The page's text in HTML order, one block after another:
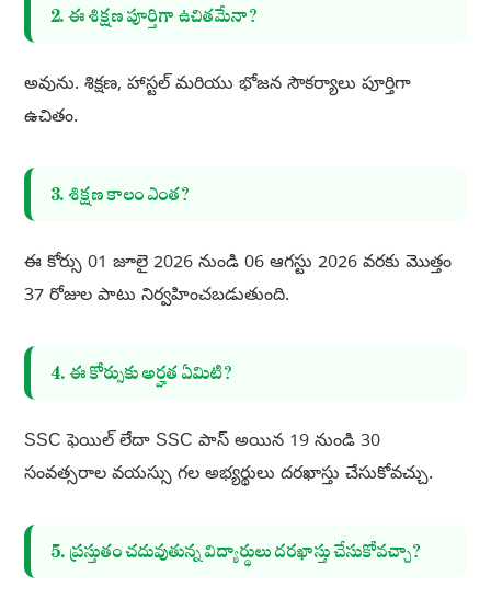
2. ఈ శిక్షణ పూర్తిగా ఉచితమేనా?
అవును. శిక్షణ, హాస్టల్ మరియు భోజన సౌకర్యాలు పూర్తిగా
ఉచితం.
3. శిక్షణ కాలం ఎంత?
ఈ కోర్సు 01 జూలై 2026 నుండి 06 ఆగస్టు 2026 వరకు మొత్తం
37 రోజుల పాటు నిర్వహించబడుతుంది.
4. ఈ కోర్సుకు అర్హత ఏమిటి?
SSC ఫెయిల్ లేదా SSC పాస్ అయిన 19 నుండి 30
సంవత్సరాల వయస్సు గల అభ్యర్థులు దరఖాస్తు చేసుకోవచ్చు.
5. ప్రస్తుతం చదువుతున్న విద్యార్థులు దరఖాస్తు చేసుకోవచ్చా?